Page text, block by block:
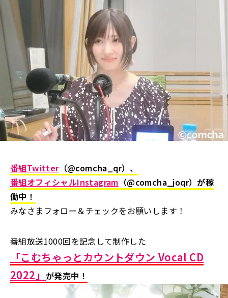
番組Twitter（@comcha_qr）、
番組オフィシャルInstagram （@comcha_joqr）が稼
働中！
みなさまフォロー＆チェックをお願いします！
番組放送1000回を記念して制作した
「こむちゃっとカウントダウン Vocal CD
2022」 が発売中！